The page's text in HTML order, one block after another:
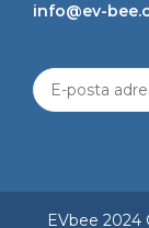
info@ev-
EVbee 2024